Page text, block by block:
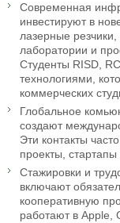
Современная
инвестируют в
лазерные
лаборатории и
Студенты RISD,
технологиями,
коммерческих
Глобальное
создают
Эти контакты
проекты,
Стажировки и
включают
кооперативную
работают в Apple,